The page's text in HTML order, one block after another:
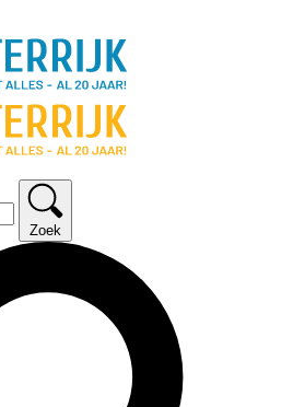
Zoek